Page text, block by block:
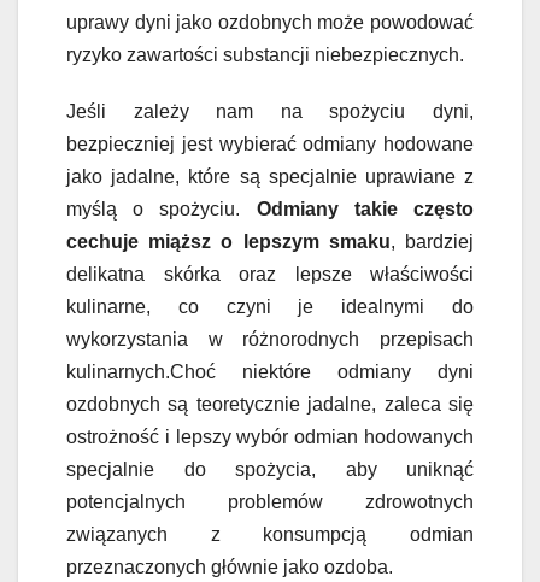
uprawy dyni jako ozdobnych może powodować
ryzyko zawartości substancji niebezpiecznych.
Jeśli zależy nam na spożyciu dyni,
bezpieczniej jest wybierać odmiany hodowane
jako jadalne, które są specjalnie uprawiane z
myślą o spożyciu. Odmiany takie często
cechuje miąższ o lepszym smaku, bardziej
delikatna skórka oraz lepsze właściwości
kulinarne, co czyni je idealnymi do
wykorzystania w różnorodnych przepisach
kulinarnych.Choć niektóre odmiany dyni
ozdobnych są teoretycznie jadalne, zaleca się
ostrożność i lepszy wybór odmian hodowanych
specjalnie do spożycia, aby uniknąć
potencjalnych problemów zdrowotnych
związanych z konsumpcją odmian
przeznaczonych głównie jako ozdoba.